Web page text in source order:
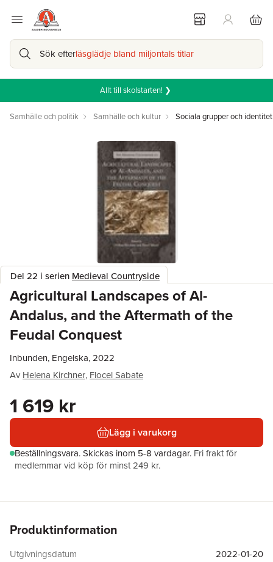
Sök efterläsglädje bland miljontals titlar
Allt till skolstarten! ❯
Samhälle och politik Samhälle och kultur Sociala grupper och identitet
Del 22 i serien Medieval Countryside
Agricultural Landscapes of Al-
Andalus, and the Aftermath of the
Feudal Conquest
Inbunden, Engelska, 2022
Av Helena Kirchner, Flocel Sabate
1 619 kr
Lägg i varukorg
Beställningsvara.Skickas inom 5-8 vardagar. Fri frakt för
medlemmar vid köp för minst 249 kr.
Produktinformation
Utgivningsdatum
2022-01-20